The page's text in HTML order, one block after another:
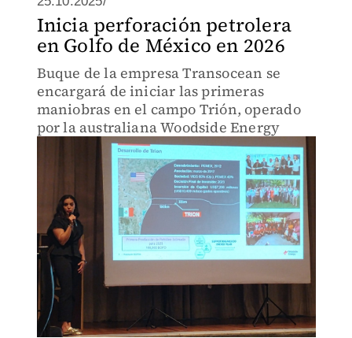
Inicia perforación petrolera
en Golfo de México en 2026
Buque de la empresa Transocean se
encargará de iniciar las primeras
maniobras en el campo Trión, operado
por la australiana Woodside Energy